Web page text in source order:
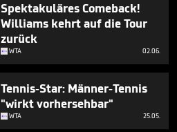
Spektakuläres Comeback!
Williams kehrt auf die Tour
zurück
WTA 02.06.
Tennis-Star: Männer-Tennis
"wirkt vorhersehbar"
WTA 25.05.